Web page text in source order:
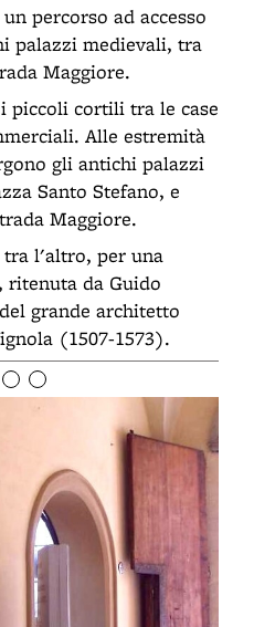
percorso ad accesso
palazzi medievali, tra
Maggiore.
piccoli cortili tra le case
Alle estremità
gli antichi palazzi
Santo Stefano, e
Maggiore.
tra l'altro, per una
ritenuta da Guido
grande architetto
(1507-1573).